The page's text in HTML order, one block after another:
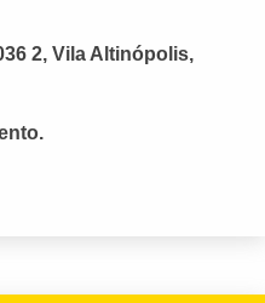
2, Vila Altinópolis,